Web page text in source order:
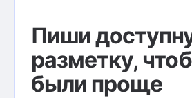
Пиши
разметку,
были проще